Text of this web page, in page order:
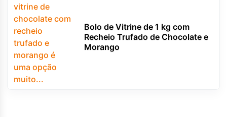
Bolo de Vitrine de 1 kg com
Recheio Trufado de Chocolate e
Morango